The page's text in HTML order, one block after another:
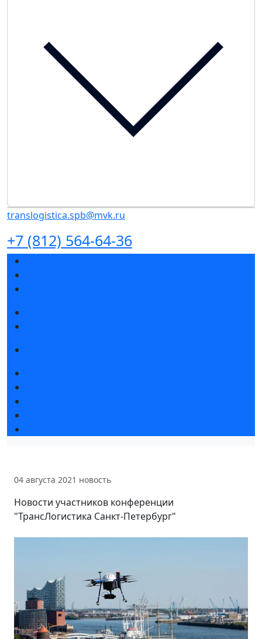
translogistica.spb@mvk.ru
+7 (812) 564-64-36
04 августа 2021 новость
Новости участников конференции
"ТрансЛогистика Санкт-Петербург"